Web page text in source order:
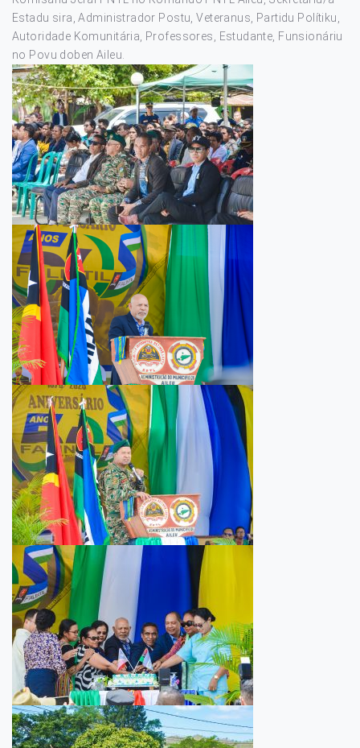
Estadu sira, Administrador Postu, Veteranus, Partidu Polítiku,
Autoridade Komunitária, Professores, Estudante, Funsionáriu
no Povu doben Aileu.